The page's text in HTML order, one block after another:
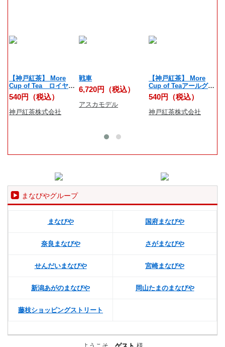
【神戸紅茶】 More
Cup of Tea ロイヤル
ダージリン 7ティーバ
ッグス
540円（税込）
神戸紅茶株式会社
戦車
6,720円（税込）
アスカモデル
【神戸紅茶】 More
Cup of Teaアールグレ
イオレンジリッチ 7テ
ィーバッグス
540円（税込）
神戸紅茶株式会社
まなびやグループ
まなびや 国府まなびや
奈良まなびや さがまなびや
せんだいまなびや 宮崎まなびや
新潟あがのまなびや 岡山たまのまなびや
藤枝ショッピングストリート